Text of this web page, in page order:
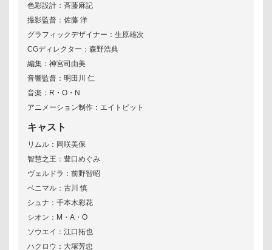
色彩設計：斉藤麻記
撮影監督：佐藤 洋
グラフィックデザイナー：生原雄次
CGディレクター：森野浩典
編集：神宮司由美
音響監督：明田川 仁
音楽：R・O・N
アニメーション制作：エイトビット
キャスト
リムル：岡咲美保
智慧之王：豊口めぐみ
ヴェルドラ：前野智昭
ベニマル：古川 慎
シュナ：千本木彩花
シオン：M・A・O
ソウエイ：江口拓也
ハクロウ：大塚芳忠